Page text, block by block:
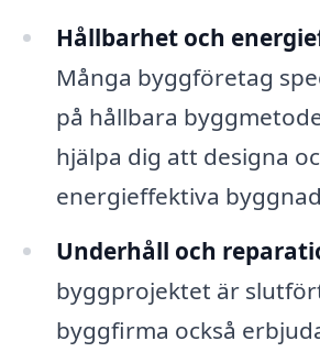
Hållbarhet och
Många byggföretag
på hållbara
hjälpa dig att designa
energieffektiva
Underhåll och
byggprojektet är
byggfirma också